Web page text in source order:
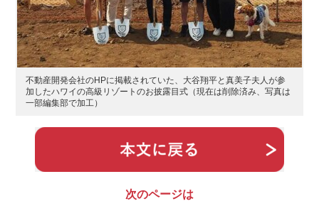
不動産開発会社のHPに掲載されていた、大谷翔平と真美子夫人が参
加したハワイの高級リゾートのお披露目式（現在は削除済み、写真は
一部編集部で加工）
次のページは